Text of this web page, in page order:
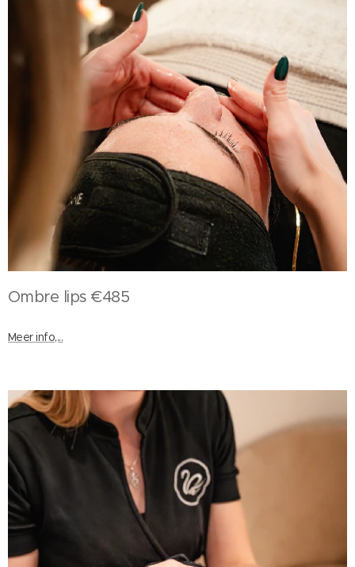
Ombre lips €485
Meer info,...